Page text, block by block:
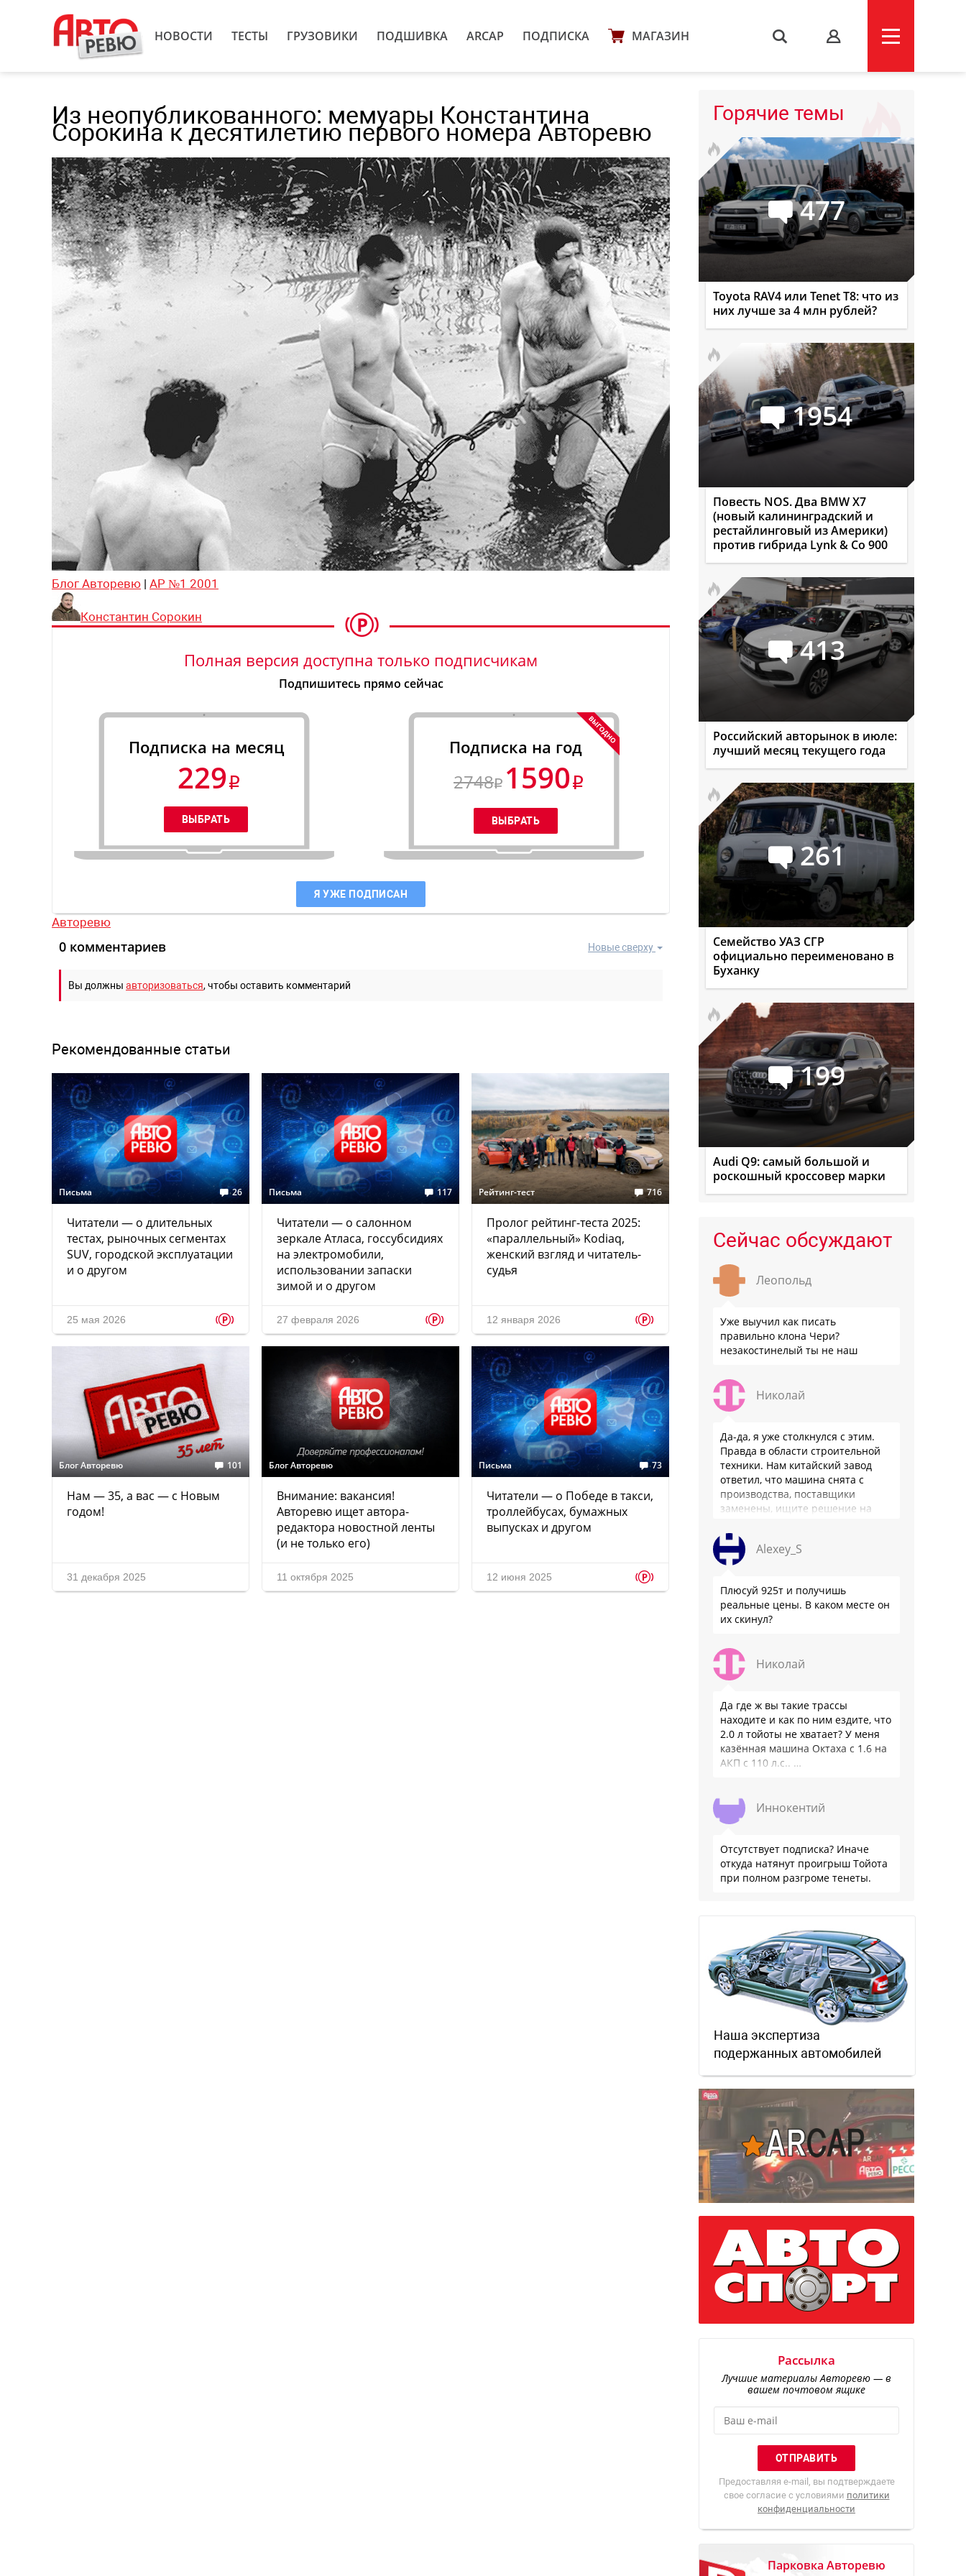
НОВОСТИ ТЕСТЫ ГРУЗОВИКИ ПОДШИВКА ARCAP ПОДПИСКА МАГАЗИН s
Из неопубликованного: мемуары Константина
Сорокина к десятилетию первого номера Авторевю
Блог Авторевю | АР №1 2001
Константин Сорокин
Полная версия доступна только подписчикам
Подпишитесь прямо сейчас
Подписка на месяц
229
Подписка на год
2748 1590
Я УЖЕ ПОДПИСАН
Авторевю
Новые сверху
0 комментариев
Вы должны авторизоваться, чтобы оставить комментарий
Рекомендованные статьи
Письма 26
Читатели — о длительных
тестах, рыночных сегментах
SUV, городской эксплуатации
и о другом
25 мая 2026 p
Письма 117
Читатели — о салонном
зеркале Атласа, госсубсидиях
на электромобили,
использовании запаски
зимой и о другом
27 февраля 2026 p
Рейтинг-тест 716
Пролог рейтинг-теста 2025:
«параллельный» Kodiaq,
женский взгляд и читатель-
судья
12 января 2026 p
Блог Авторевю 101
Нам — 35, а вас — с Новым
годом!
31 декабря 2025
Блог Авторевю
Внимание: вакансия!
Авторевю ищет автора-
редактора новостной ленты
(и не только его)
11 октября 2025
Письма 73
Читатели — о Победе в такси,
троллейбусах, бумажных
выпусках и другом
12 июня 2025 p
Горячие темы
477
Toyota RAV4 или Tenet T8: что из
них лучше за 4 млн рублей?
1954
Повесть NOS. Два BMW X7
(новый калининградский и
рестайлинговый из Америки)
против гибрида Lynk & Co 900
413
Российский авторынок в июле:
лучший месяц текущего года
261
Семейство УАЗ СГР
официально переименовано в
Буханку
199
Audi Q9: самый большой и
роскошный кроссовер марки
Сейчас обсуждают
Леопольд
Уже выучил как писать
правильно клона Чери?
незакостинелый ты не наш
Николай
Да-да, я уже столкнулся с этим.
Правда в области строительной
техники. Нам китайский завод
ответил, что машина снята с
производства, поставщики
заменены, ищите решение на
официальном бланке …
Alexey_S
Плюсуй 925т и получишь
реальные цены. В каком месте он
их скинул?
Николай
Да где ж вы такие трассы
находите и как по ним ездите, что
2.0 л тойоты не хватает? У меня
казённая машина Октаха с 1.6 на
АКП с 110 л.с.. …
Иннокентий
Отсутствует подписка? Иначе
откуда натянут проигрыш Тойота
при полном разгроме тенеты.
Наша экспертиза
подержанных автомобилей
Рассылка
Лучшие материалы Авторевю — в
вашем почтовом ящике
Предоставляя e-mail, вы подтверждаете
свое согласие с условиями политики
конфиденциальности
Парковка Авторевю